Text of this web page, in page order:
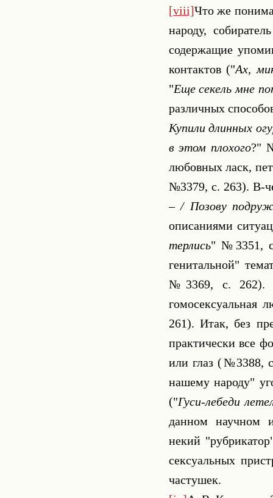
[viii]Что же
народу,
содержащие
контактов ("Ах,
"Еще секель мне
различных
Купили длинных
в этом плохого?"
любовных ласк,
№3379, с. 263). В-
– / Позову
описаниями
терлись" №3351,
генитальной"
№3369, с. 262).
гомосексуальная
261). Итак, без
практически все
или глаз (№3388,
нашему народу"
("Гуси-лебеди
данном научном
некий
сексуальных
частушек.